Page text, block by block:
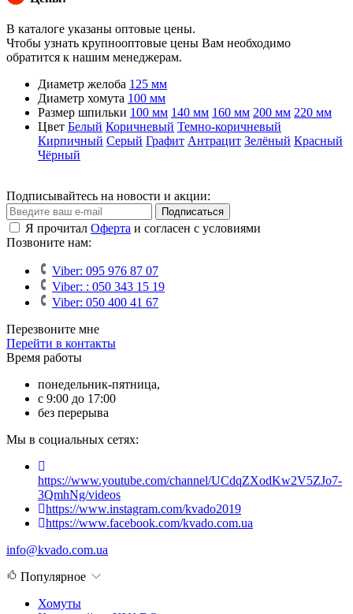
В каталоге указаны оптовые цены.
Чтобы узнать крупнооптовые цены Вам необходимо
обратится к нашим менеджерам.
Диаметр желоба 125 мм
Диаметр хомута 100 мм
Размер шпильки 100 мм 140 мм 160 мм 200 мм 220 мм
Цвет Белый Коричневый Темно-коричневый
Кирпичный Серый Графит Антрацит Зелёный Красный
Чёрный
Подписывайтесь на новости и акции:
Подписаться
Я прочитал Оферта и согласен с условиями
Позвоните нам:
Viber: 095 976 87 07
Viber: : 050 343 15 19‬
Viber: 050 400 41 67
Перезвоните мне
Перейти в контакты
Время работы
понедельник-пятница,
с 9:00 до 17:00
без перерыва
Мы в социальных сетях:
https://www.youtube.com/channel/UCdqZXodKw2V5ZJo7-
3QmhNg/videos
https://www.instagram.com/kvado2019
https://www.facebook.com/kvado.com.ua
info@kvado.com.ua
Популярное
Хомуты